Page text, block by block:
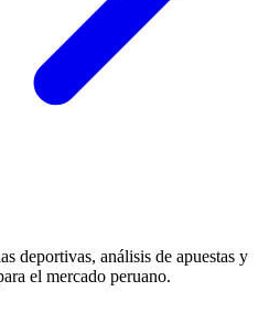
deportivas, análisis de apuestas y
el mercado peruano.